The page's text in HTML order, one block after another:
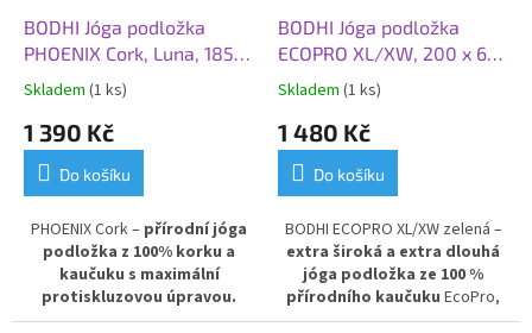
BODHI Jóga podložka
PHOENIX Cork, Luna, 185 x
66 x 0,4 cm, korek
Skladem (1 ks)
1 390 Kč
Do košíku
PHOENIX Cork – přírodní jóga
podložka z 100% korku a
kaučuku s maximální
protiskluzovou úpravou.
Antibakteriální a odolná vůči
BODHI Jóga podložka
ECOPRO XL/XW, 200 x 66
x 0,4 cm, zelená
Skladem (1 ks)
1 480 Kč
Do košíku
BODHI ECOPRO XL/XW zelená –
extra široká a extra dlouhá
jóga podložka ze 100 %
přírodního kaučuku EcoPro,
rozměry 200 x 66 x 0,4 cm.